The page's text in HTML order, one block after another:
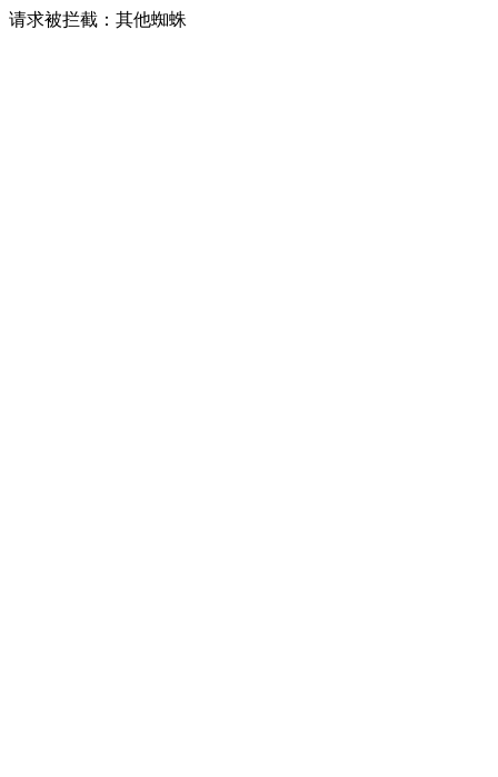
请求被拦截：其他蜘蛛